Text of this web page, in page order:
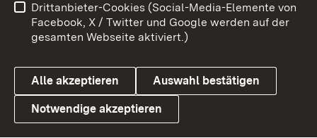
Link zum Landesportal
Barrierefreiheit
Datenschutz
Cookies
Drittanbieter-Cookies (Social-Media-Elemente von
Facebook, X / Twitter und Google werden auf der
gesamten Webseite aktiviert.)
Alle akzeptieren Auswahl bestätigen
Notwendige akzeptieren